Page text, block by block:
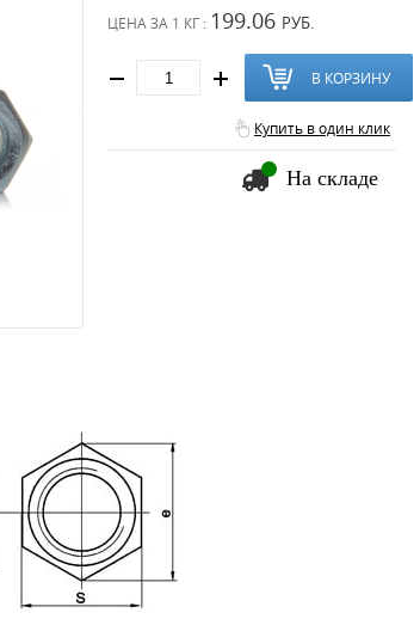
ЦЕНА ЗА 1 КГ : 199.06 РУБ.
В КОРЗИНУ
Купить в один клик
На складе